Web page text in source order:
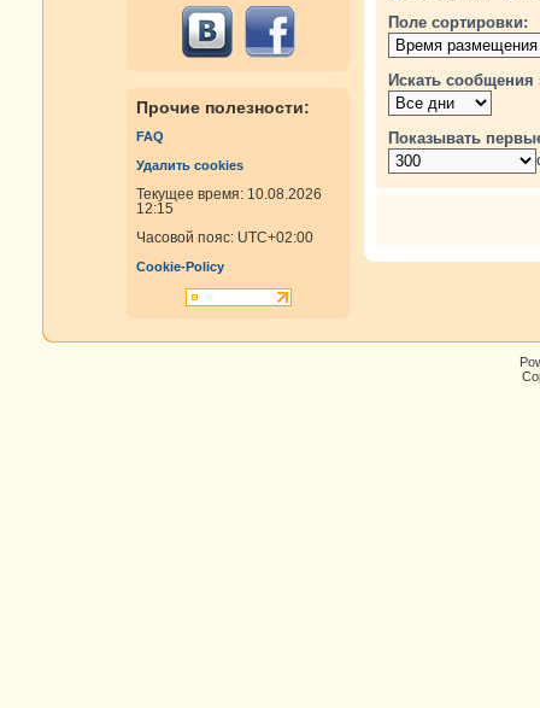
Прочие полезности:
FAQ
Удалить cookies
Текущее время: 10.08.2026
12:15
Часовой пояс: UTC+02:00
Cookie-Policy
Поле сортировки:
Искать сообщения
Показывать